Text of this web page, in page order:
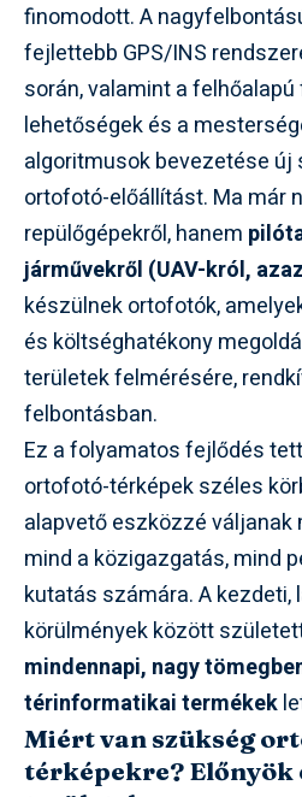
finomodott. A
fejlettebb GPS/INS
során, valamint a
lehetőségek és a
algoritmusok bevezetése új
ortofotó-előállítást. Ma már
repülőgépekről, hanem
járművekről (UAV-król,
készülnek ortofotók,
és költséghatékony
területek felmérésére,
felbontásban.
Ez a folyamatos fejlődés
ortofotó-térképek széles
alapvető eszközzé váljanak
mind a közigazgatás, mind
kutatás számára. A kezdeti,
körülmények között
mindennapi, nagy
térinformatikai termékek
Miért van szükség
térképekre? Előnyök